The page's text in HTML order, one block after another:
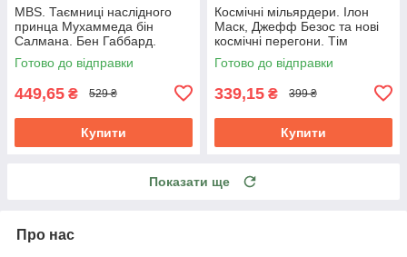
MBS. Таємниці наслідного
принца Мухаммеда бін
Салмана. Бен Габбард.
PROcreators. Фабула
Готово до відправки
449,65 ₴ 529 ₴
Купити
Космічні мільярдери. Ілон
Маск, Джефф Безос та нові
космічні перегони. Тім
Фернгольц. PROcreators.
Фабула
Готово до відправки
339,15 ₴ 399 ₴
Купити
Показати ще
Про нас